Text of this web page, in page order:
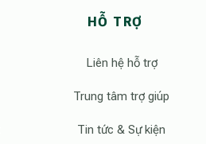
HỖ TRỢ
Liên hệ hỗ trợ
Trung tâm trợ giúp
Tin tức & Sự kiện